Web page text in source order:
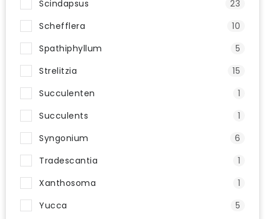
Scindapsus
23
Schefflera
10
Spathiphyllum
5
Strelitzia
15
Succulenten
1
Succulents
1
Syngonium
6
Tradescantia
1
Xanthosoma
1
Yucca
5